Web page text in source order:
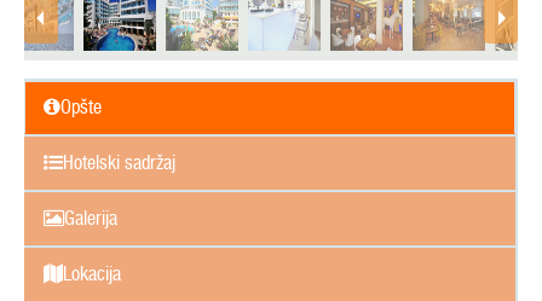
Opšte
Hotelski sadržaj
Galerija
Lokacija